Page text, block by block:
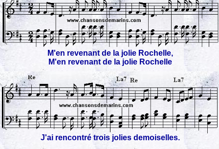
M'en revenant de la jolie Rochelle,
M'en revenant de la jolie Rochelle
J'ai rencontré trois jolies demoiselles.